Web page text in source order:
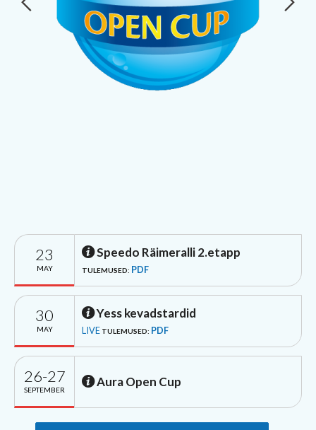
23
MAY
Speedo Räimeralli 2.etapp
TULEMUSED: PDF
30
MAY
Yess kevadstardid
LIVE TULEMUSED: PDF
26-27
SEPTEMBER
Aura Open Cup